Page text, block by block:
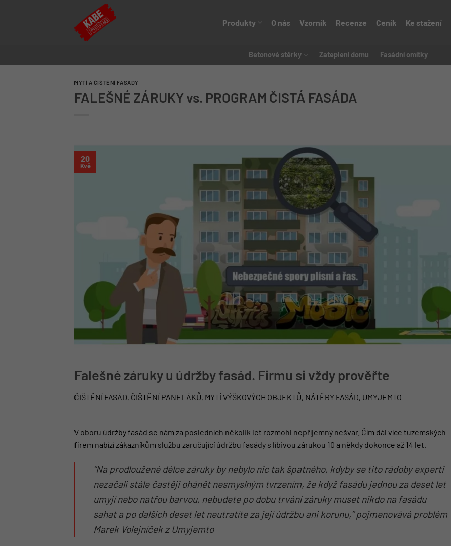
Produkty O nás Vzorník Recenze Ceník Ke stažení
Betonové stěrky Zateplení domu Fasádní omítky
MYTÍ A ČIŠTĚNÍ FASÁDY
FALEŠNÉ ZÁRUKY vs. PROGRAM ČISTÁ FASÁDA
20
Kvě
Falešné záruky u údržby fasád. Firmu si vždy prověřte
ČIŠTĚNÍ FASÁD, ČIŠTĚNÍ PANELÁKŮ, MYTÍ VÝŠKOVÝCH OBJEKTŮ, NÁTĚRY FASÁD, UMYJEMTO
V oboru údržby fasád se nám za posledních několik let rozmohl nepříjemný nešvar. Čím dál více tuzemských
firem nabízí zákazníkům službu zaručující údržbu fasády s líbivou zárukou 10 a někdy dokonce až 14 let.
“Na prodloužené délce záruky by nebylo nic tak špatného, kdyby se tito rádoby experti
nezačali stále častěji ohánět nesmyslným tvrzením, že když fasádu jednou za deset let
umyjí nebo natřou barvou, nebudete po dobu trvání záruky muset nikdo na fasádu
sahat a po dalších deset let neutratíte za její údržbu ani korunu,” pojmenovává problém
Marek Volejníček z Umyjemto